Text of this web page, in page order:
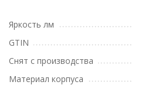
Яркость лм
GTIN
Снят с производства
Материал корпуса